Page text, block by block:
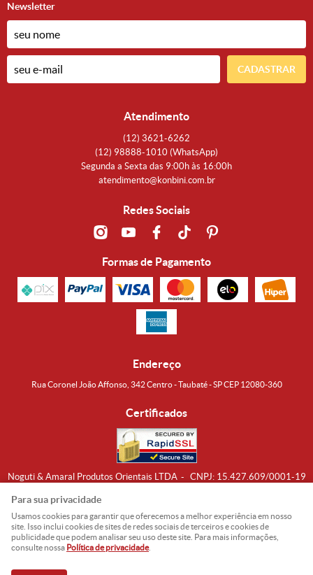
Newsletter
CADASTRAR
Atendimento
(12) 3621-6262
(12) 98888-1010 (WhatsApp)
Segunda a Sexta das 9:00h às 16:00h
atendimento@konbini.com.br
Redes Sociais
Formas de Pagamento
Endereço
Rua Coronel João Affonso, 342 Centro - Taubaté - SP CEP 12080-360
Certificados
Noguti & Amaral Produtos Orientais LTDA CNPJ: 15.427.609/0001-19
Para sua privacidade
Usamos cookies para garantir que oferecemos a melhor experiência em nosso
site. Isso inclui cookies de sites de redes sociais de terceiros e cookies de
publicidade que podem analisar seu uso deste site. Para mais informações,
consulte nossa Política de privacidade.